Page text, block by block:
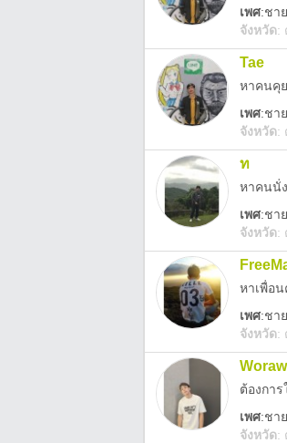
เพศ:ชาย
จังหวัด:
Tae
หาคนคุ
เพศ:ชาย
จังหวัด:
ท
หาคนนั่
เพศ:ชาย
จังหวัด:
หาเพื่อ
เพศ:ชาย
จังหวัด:
ต้องกา
เพศ:ชาย
จังหวัด: